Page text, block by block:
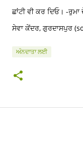
ਛਾਂਟੀ ਵੀ ਕਰ ਦਿਓ। -
ਸੇਵਾ ਕੇਂਦਰ, ਗੁਰਦਾਸਪੁਰ
ਅੰਨਦਾਤਾ ਲਈ